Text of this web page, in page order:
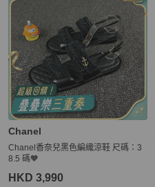
Chanel
Chanel香奈兒黑色編織涼鞋 尺碼：3
8.5 碼🧡
HKD 3,990